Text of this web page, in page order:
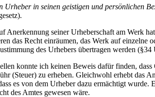
Urheber in seinen geistigen und persönlichen
Anerkennung seiner Urheberschaft am Werk
das Recht einräumen, das Werk auf einzelne
des Urhebers übertragen werden (§34
konnte ich keinen Beweis dafür finden,
(Steuer) zu erheben. Gleichwohl erhebt das
es von dem Urheber dazu ermächtigt
des Amtes gewesen wäre.